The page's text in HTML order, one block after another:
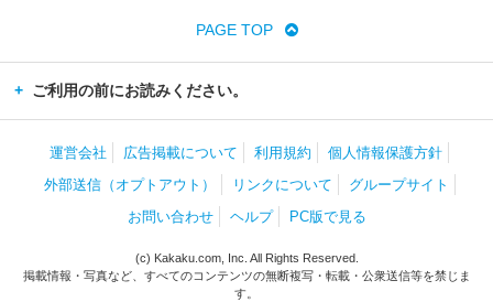
PAGE TOP
ご利用の前にお読みください。
運営会社 広告掲載について 利用規約
個人情報保護方針
外部送信（オプトアウト）
リンクについて
グループサイト
お問い合わせ
ヘルプ PC版で見る
(c) Kakaku.com, Inc. All Rights Reserved.
掲載情報・写真など、すべてのコンテンツの無断複写・転載・公衆送信等を禁じま
す。